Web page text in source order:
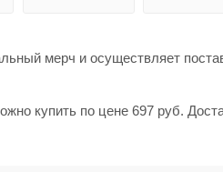
мерч и осуществляет
купить по цене 697 руб.